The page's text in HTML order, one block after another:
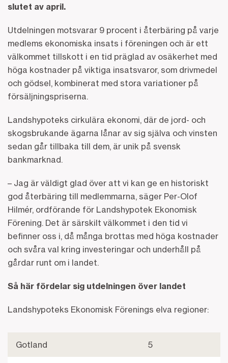
slutet av april.
Utdelningen motsvarar 9 procent i återbäring på varje
medlems ekonomiska insats i föreningen och är ett
välkommet tillskott i en tid präglad av osäkerhet med
höga kostnader på viktiga insatsvaror, som drivmedel
och gödsel, kombinerat med stora variationer på
försäljningspriserna.
Landshypoteks cirkulära ekonomi, där de jord- och
skogsbrukande ägarna lånar av sig själva och vinsten
sedan går tillbaka till dem, är unik på svensk
bankmarknad.
– Jag är väldigt glad över att vi kan ge en historiskt
god återbäring till medlemmarna, säger Per-Olof
Hilmér, ordförande för Landshypotek Ekonomisk
Förening. Det är särskilt välkommet i den tid vi
befinner oss i, då många brottas med höga kostnader
och svåra val kring investeringar och underhåll på
gårdar runt om i landet.
Så här fördelar sig utdelningen över landet
Landshypoteks Ekonomisk Förenings elva regioner:
Gotland 5